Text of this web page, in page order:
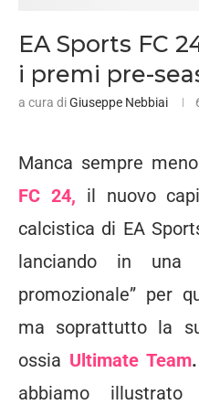
EA Sports FC
i premi pre-
a cura diGiuseppe Nebbiai
Manca sempre
FC 24, il nuovo
calcistica di EA
lanciando in una
promozionale” per
ma soprattutto la
ossia Ultimate Team.
abbiamo